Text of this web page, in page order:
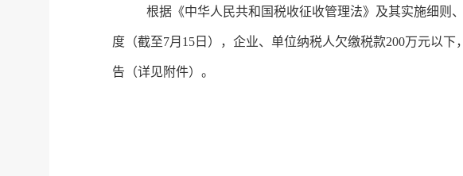
根据《中华人民共和国税收征收管理法》及其实施细则、
度（截至7月15日），企业、单位纳税人欠缴税款200万元以下，
告 （详见附件）。